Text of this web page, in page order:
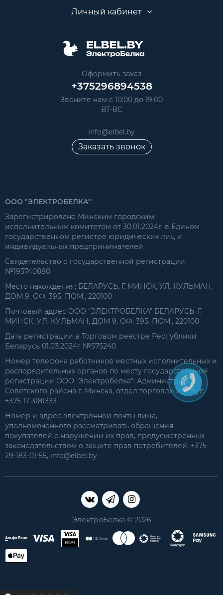
Личный кабинет
Оформить заказ
+375296894538
Звоните нам с 10:00 до 19:00
ВТ-ВС
info@elbel.by
Заказать звонок
ООО "ЭЛЕКТРОБЕЛКА"
Зарегистрировано Минским городским
исполнительным комитетом от 30.01.2024г. в Едином
государственном регистре юридических лиц и
индивидуальных предпринимателей
Свидетельство о государственной регистрации
№193740880
Место нахождения: БЕЛАРУСЬ, Г. МИНСК, УЛ. КУЛЬМАН,
ДОМ 9, ОФ. 395, ПОМ., 220100
Почтовый адрес ООО "ЭЛЕКТРОБЕЛКА" БЕЛАРУСЬ, Г.
МИНСК, УЛ. КУЛЬМАН, ДОМ 9, ОФ. 395, ПОМ., 220100
Дата регистрации в Торговом реестре Республики
Беларусь 01.03.2024г №575240
Номер телефона работников местных исполнительных и
распорядительных органов по месту государственной
регистрации ООО "Электробелка": Администрация
Советского района г. Минска, отдел торговли и услуг:
+375 17 3181333
Номер и адрес электронной почты лица,
уполномоченного рассматривать обращения
покупателей о нарушении их прав, предусмотренных
законодательством о защите прав потребителей: +375-
29-183-01-55, info@elbel.by
ЭлектроБелка © 2026